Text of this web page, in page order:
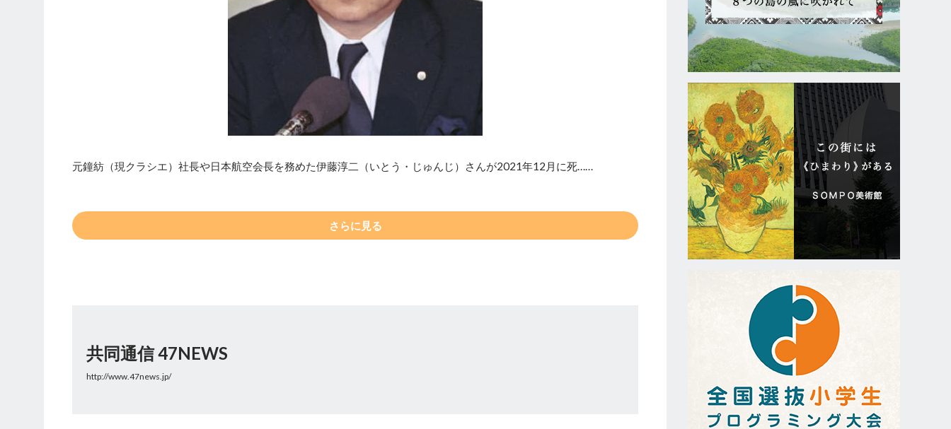
元鐘紡（現クラシエ）社長や日本航空会長を務めた伊藤淳二（いとう・じゅんじ）さんが2021年12月に死……
さらに見る
共同通信 47NEWS
http://www.47news.jp/